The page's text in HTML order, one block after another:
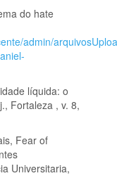
do hate
admin/
líquida: o
Fortaleza , v. 8,
Fear of
Universitaria,